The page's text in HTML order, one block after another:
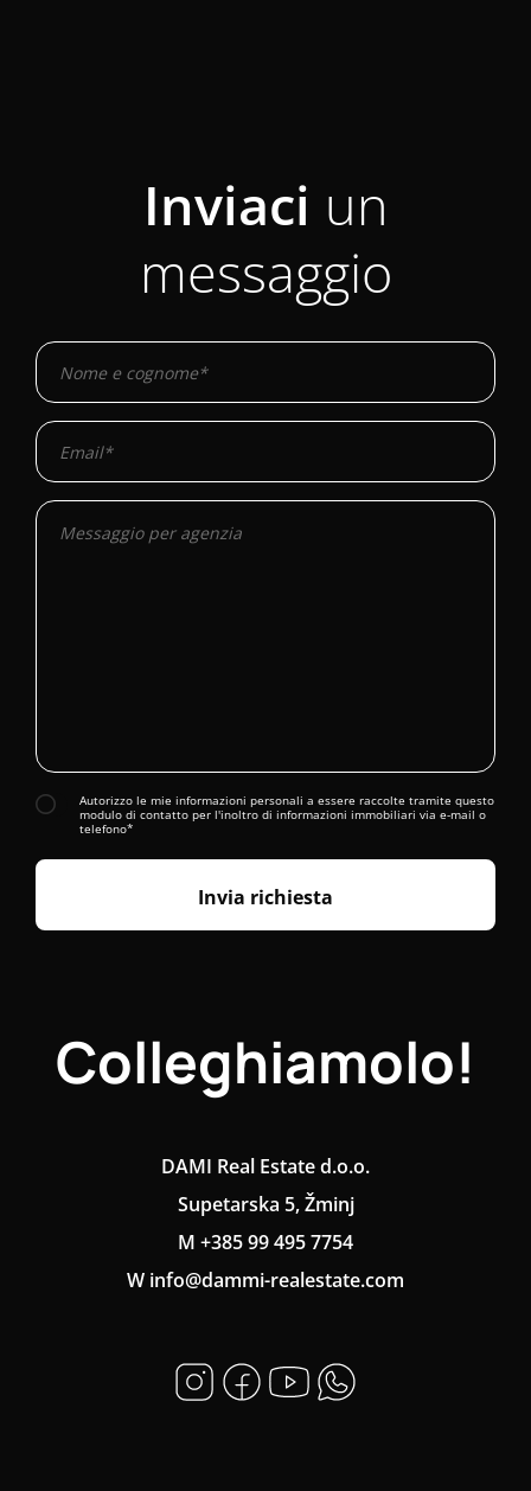
Colleghiamolo!
DAMI Real Estate d.o.o.
Supetarska 5, Žminj
M +385 99 495 7754
W info@dammi-realestate.com
Inviaci un
messaggio
Autorizzo le mie informazioni personali a essere raccolte tramite questo
modulo di contatto per l'inoltro di informazioni immobiliari via e-mail o
telefono*
Invia richiesta